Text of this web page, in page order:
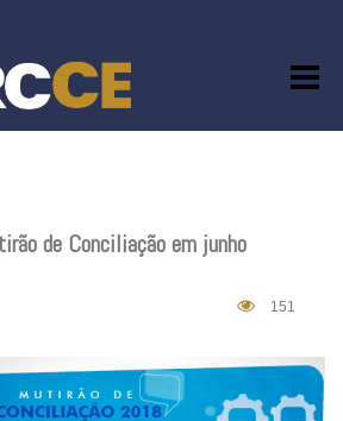
de Conciliação em junho
151